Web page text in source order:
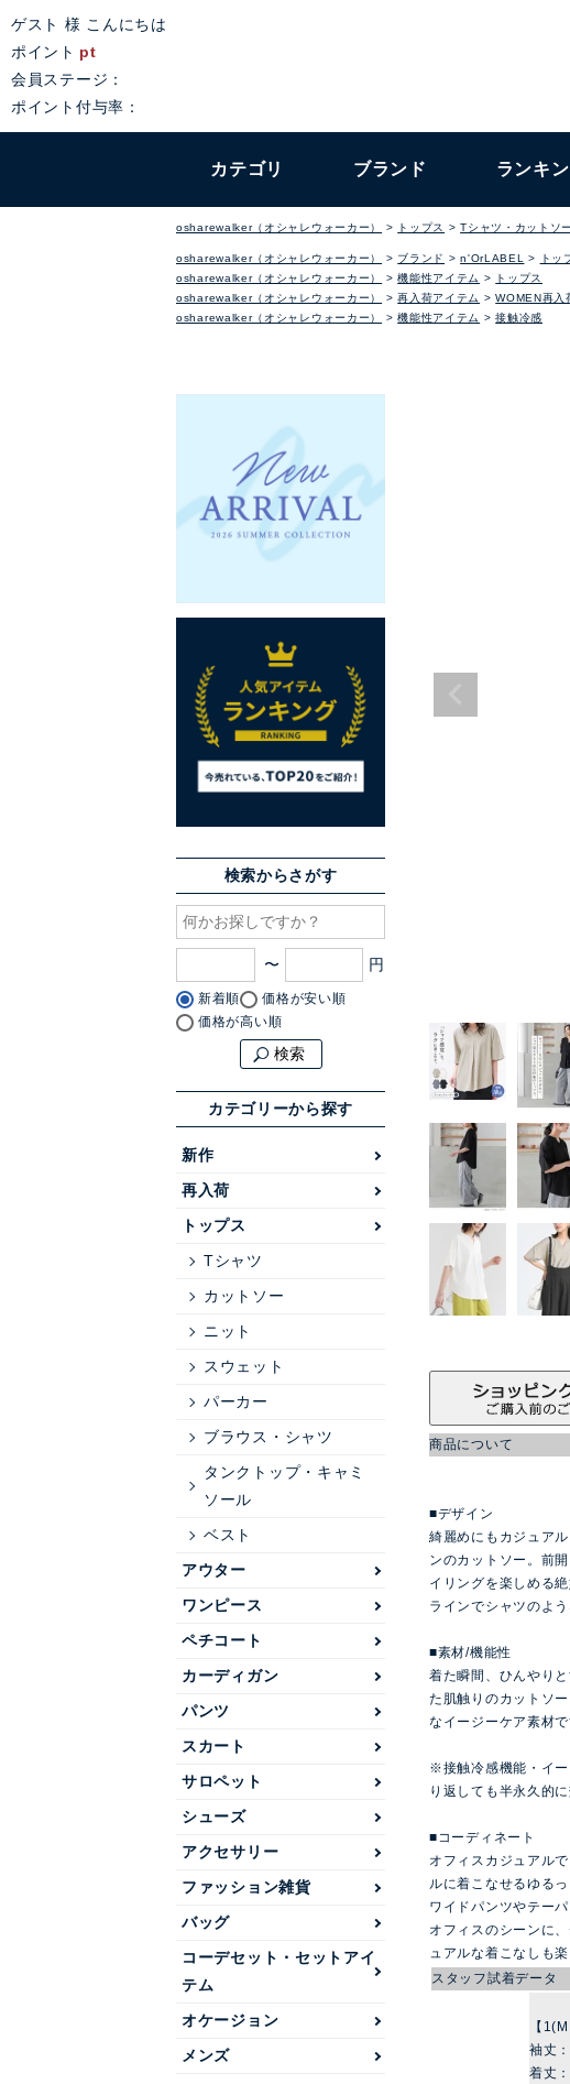
ゲスト 様 こんにちは
ポイント pt
会員ステージ：
ポイント付与率：
カテゴリ ブランド ランキ
osharewalker（オシャレウォーカー） トップス Tシャツ・カットソー
osharewalker（オシャレウォーカー） ブランド n'OrLABEL
トッ
osharewalker（オシャレウォーカー）
機能性アイテム
トップス
osharewalker（オシャレウォーカー）
再入荷アイテム
WOMEN再入
osharewalker（オシャレウォーカー）
機能性アイテム 接触冷感
検索からさがす
〜
新着順
価格が安い順
価格が高い順
検索
カテゴリーから探す
新作
再入荷
トップス
Tシャツ
カットソー
ニット
スウェット
パーカー
ブラウス・シャツ
タンクトップ・キャミ
ソール
ベスト
アウター
ワンピース
ペチコート
カーディガン
パンツ
スカート
サロペット
シューズ
アクセサリー
ファッション雑貨
バッグ
コーデセット・セットアイ
テム
オケージョン
メンズ
商品について
■デザイン
綺麗めにもカジュア
ンのカットソー。前
イリングを楽しめる
ラインでシャツのよ
■素材/機能性
着た瞬間、ひんやり
た肌触りのカットソ
なイージーケア素材で
※接触冷感機能・イ
り返しても半永久的
■コーディネート
オフィスカジュアル
ルに着こなせるゆる
ワイドパンツやテー
オフィスのシーンに
ュアルな着こなしも
スタッフ試着データ
【
袖丈
着丈